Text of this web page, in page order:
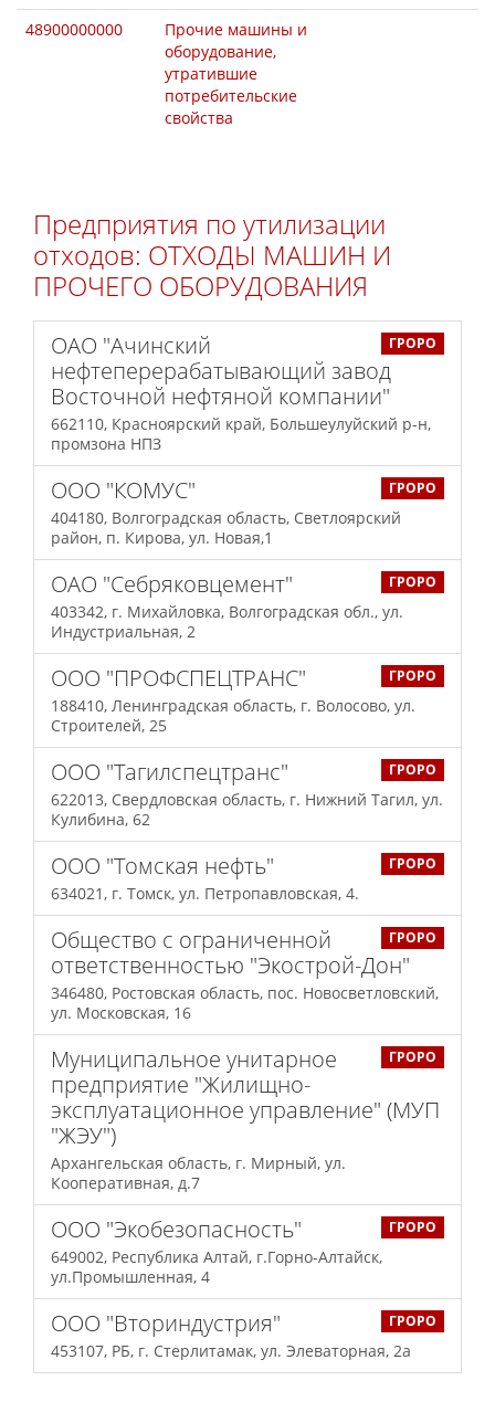
48900000000
Прочие машины и
оборудование,
утратившие
потребительские
свойства
Предприятия по утилизации
отходов: ОТХОДЫ МАШИН И
ПРОЧЕГО ОБОРУДОВАНИЯ
ГРОРО
ОАО "Ачинский
нефтеперерабатывающий завод
Восточной нефтяной компании"
662110, Красноярский край, Большеулуйский р-н,
промзона НПЗ
ГРОРО
ООО "КОМУС"
404180, Волгоградская область, Светлоярский
район, п. Кирова, ул. Новая,1
ГРОРО
ОАО "Себряковцемент"
403342, г. Михайловка, Волгоградская обл., ул.
Индустриальная, 2
ГРОРО
ООО "ПРОФСПЕЦТРАНС"
188410, Ленинградская область, г. Волосово, ул.
Строителей, 25
ГРОРО
ООО "Тагилспецтранс"
622013, Свердловская область, г. Нижний Тагил, ул.
Кулибина, 62
ГРОРО
ООО "Томская нефть"
634021, г. Томск, ул. Петропавловская, 4.
ГРОРО
Общество с ограниченной
ответственностью "Экострой-Дон"
346480, Ростовская область, пос. Новосветловский,
ул. Московская, 16
ГРОРО
Муниципальное унитарное
предприятие "Жилищно-
эксплуатационное управление" (МУП
"ЖЭУ")
Архангельская область, г. Мирный, ул.
Кооперативная, д.7
ГРОРО
ООО "Экобезопасность"
649002, Республика Алтай, г.Горно-Алтайск,
ул.Промышленная, 4
ГРОРО
ООО "Вториндустрия"
453107, РБ, г. Стерлитамак, ул. Элеваторная, 2а